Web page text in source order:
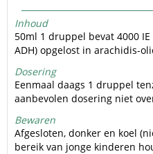
Inhoud
50ml 1 druppel bevat 4000
ADH) opgelost in arachidis-
Dosering
Eenmaal daags 1 druppel
aanbevolen dosering niet
Bewaren
Afgesloten, donker en koel
bereik van jonge kinderen